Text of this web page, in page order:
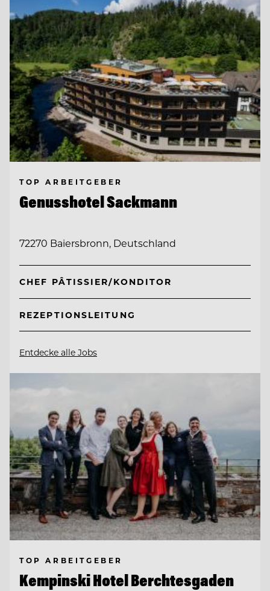
TOP ARBEITGEBER
Genusshotel Sackmann
72270 Baiersbronn, Deutschland
CHEF PÂTISSIER/KONDITOR
REZEPTIONSLEITUNG
Entdecke alle Jobs
TOP ARBEITGEBER
Kempinski Hotel Berchtesgaden